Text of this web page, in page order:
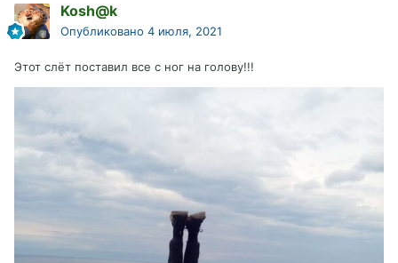
Kosh@k
Опубликовано 4 июля, 2021
Этот слёт поставил все с ног на голову!!!